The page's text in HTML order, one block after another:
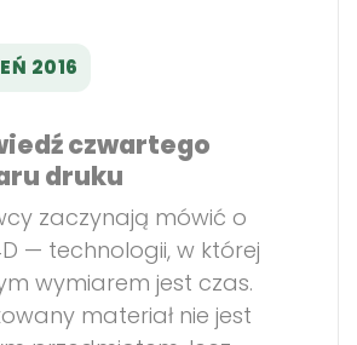
2016
czwartego
druku
zaczynają mówić o
— technologii, w której
wymiarem jest czas.
materiał nie jest